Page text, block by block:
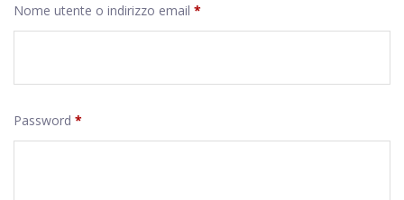
Nome utente o indirizzo email *
Password *